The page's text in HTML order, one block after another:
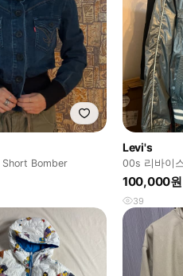
Short Bomber
Levi's
00s 리바이
켓
100,000원
39